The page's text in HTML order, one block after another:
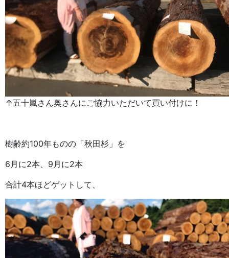
↑五十嵐さん奥さんにご協力いただいて買い付けに！
樹齢約100年ものの「秋田杉」を
6月に2本、9月に2本
合計4本ほどゲットして、